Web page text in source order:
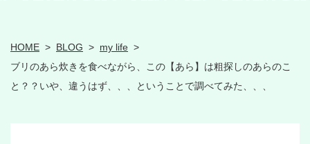
HOME > BLOG > my life >
ブリのあら炊きを食べながら、この【あら】は粗探しのあらのこ
と？？いや、違うはず、、、ということで調べてみた、、、